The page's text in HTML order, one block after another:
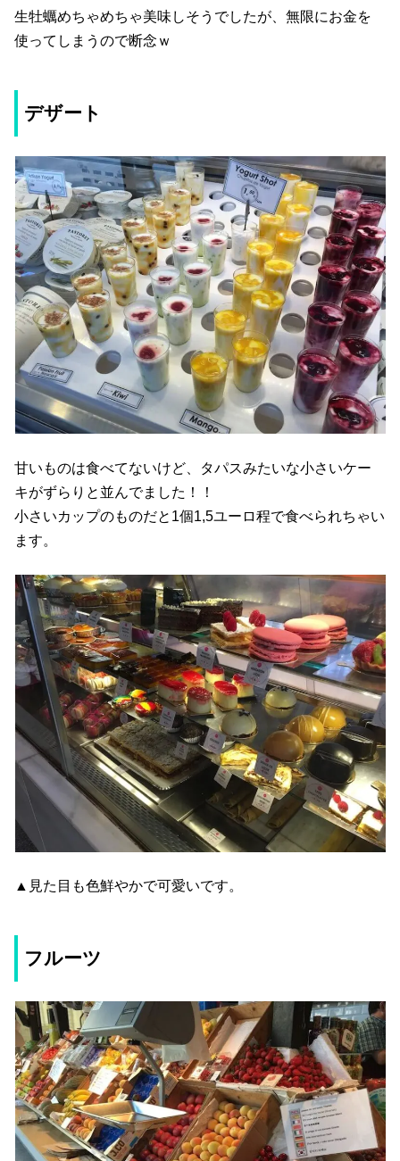
生牡蠣めちゃめちゃ美味しそうでしたが、無限にお金を
使ってしまうので断念ｗ
デザート
甘いものは食べてないけど、タパスみたいな小さいケー
キがずらりと並んでました！！
小さいカップのものだと1個1,5ユーロ程で食べられちゃい
ます。
▲見た目も色鮮やかで可愛いです。
フルーツ